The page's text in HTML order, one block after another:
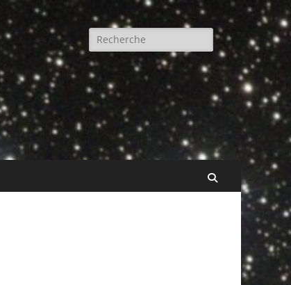
Rechercher :
Recherche